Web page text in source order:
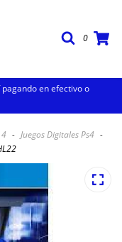
0
pagando en efectivo o
- Juegos Digitales Ps4 -